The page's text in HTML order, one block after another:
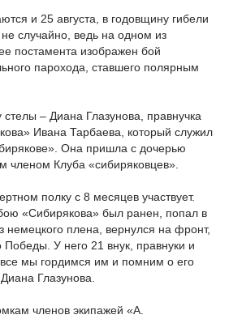
и 25 августа, в годовщину гибели
случайно, ведь на одном из
постамента изображен бой
парохода, ставшего полярным
– Диана Глазунова, правнучка
Ивана Тарбаева, который служил
Она пришла с дочерью
Клуба «сибиряковцев».
полку с 8 месяцев участвует.
«Сибирякова» был ранен, попал в
немецкого плена, вернулся на фронт,
Победы. У него 21 внук, правнуки и
мы гордимся им и помним о его
Глазунова.
членов экипажей «А.